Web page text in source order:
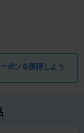
ポンを獲得しよう